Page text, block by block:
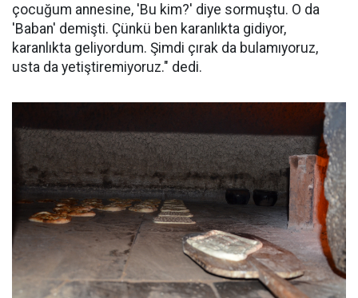
çocuğum annesine, 'Bu kim?' diye sormuştu. O da
'Baban' demişti. Çünkü ben karanlıkta gidiyor,
karanlıkta geliyordum. Şimdi çırak da bulamıyoruz,
usta da yetiştiremiyoruz." dedi.